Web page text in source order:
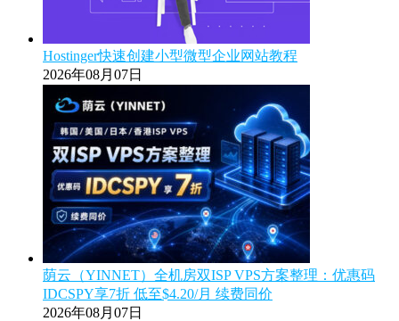
Hostinger快速创建小型微型企业网站教程
2026年08月07日
荫云（YINNET）全机房双ISP VPS方案整理：优惠码
IDCSPY享7折 低至$4.20/月 续费同价
2026年08月07日